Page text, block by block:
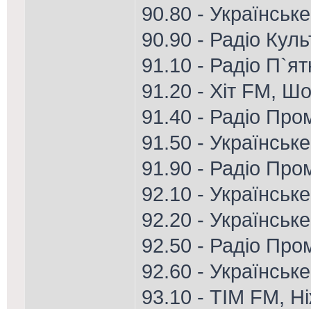
90.80 -
90.90 - Радіо
91.10 - Радіо
91.20 - Хіт FM,
91.40 - Радіо
91.50 -
91.90 - Радіо
92.10 -
92.20 -
92.50 - Радіо
92.60 -
93.10 - ТІМ FM,